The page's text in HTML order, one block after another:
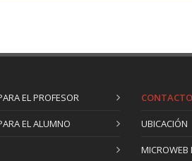
Por
curso,
las
EL PROFESOR
EL ALUMNO
CONTACTO
UBICACIÓN
MICROWEB